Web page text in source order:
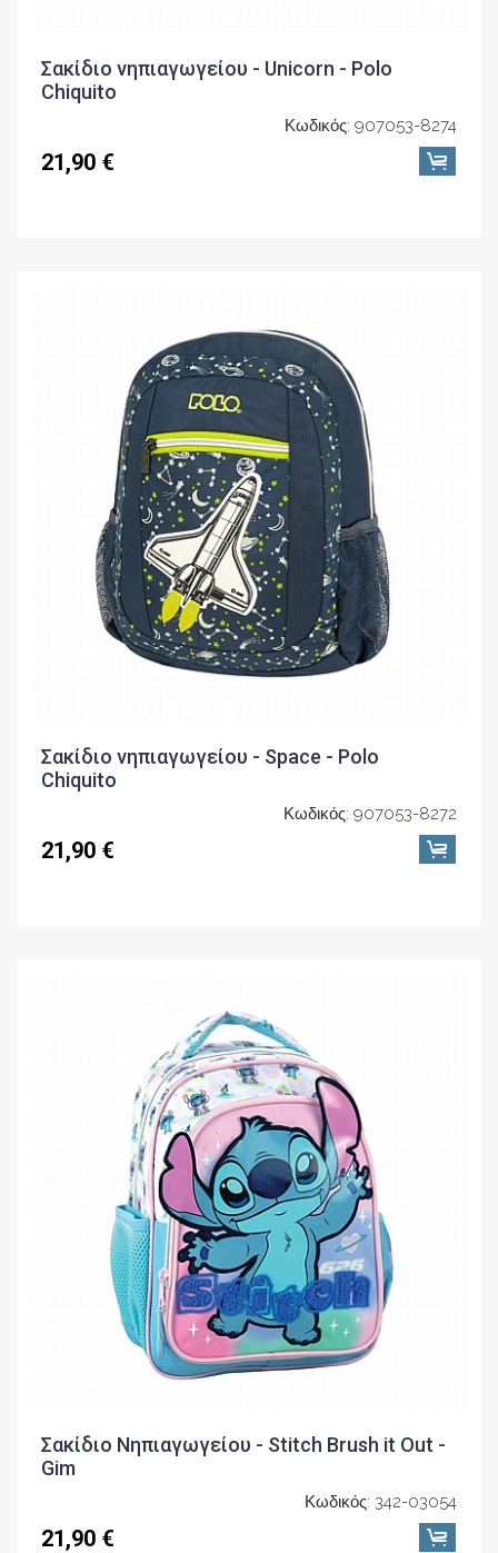
Σακίδιο νηπιαγωγείου - Unicorn - Polo
Chiquito
Κωδικός: 907053-8274
21,90 €
Σακίδιο νηπιαγωγείου - Space - Polo
Chiquito
Κωδικός: 907053-8272
21,90 €
Σακίδιο Νηπιαγωγείου - Stitch Brush it Out -
Gim
Κωδικός: 342-03054
21,90 €